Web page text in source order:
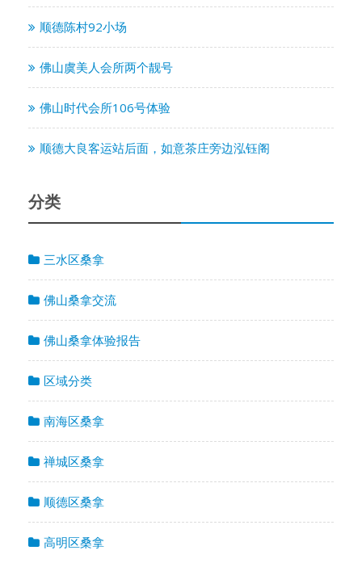
顺德陈村92小场
佛山虞美人会所两个靓号
佛山时代会所106号体验
顺德大良客运站后面，如意茶庄旁边泓钰阁
分类
三水区桑拿
佛山桑拿交流
佛山桑拿体验报告
区域分类
南海区桑拿
禅城区桑拿
顺德区桑拿
高明区桑拿